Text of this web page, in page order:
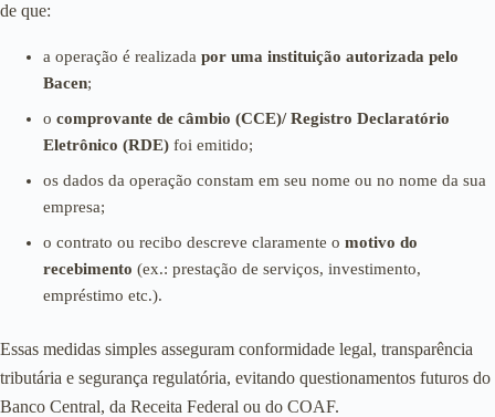
de que:
a operação é realizada por uma instituição autorizada pelo
Bacen;
o comprovante de câmbio (CCE)/ Registro Declaratório
Eletrônico (RDE)foi emitido;
os dados da operação constam em seu nome ou no nome da sua
empresa;
o contrato ou recibo descreve claramente o motivo do
recebimento (ex.: prestação de serviços, investimento,
empréstimo etc.).
Essas medidas simples asseguram conformidade legal, transparência
tributária e segurança regulatória, evitando questionamentos futuros do
Banco Central, da Receita Federal ou do COAF.